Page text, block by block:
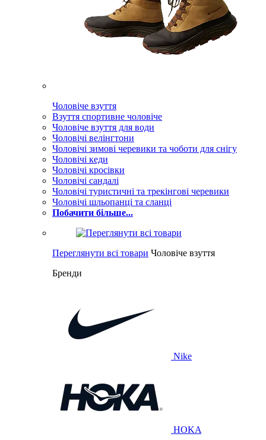
Чоловіче взуття
Взуття спортивне чоловіче
Чоловіче взуття для води
Чоловічі велінгтони
Чоловічі зимові черевики та чоботи для снігу
Чоловічі кеди
Чоловічі кросівки
Чоловічі сандалі
Чоловічі туристичні та трекінгові черевики
Чоловічі шльопанці та сланці
Побачити більше...
Переглянути всі товари Чоловіче взуття
Бренди
Nike
HOKA